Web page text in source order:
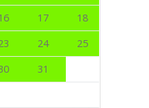
17
18
24
25
31